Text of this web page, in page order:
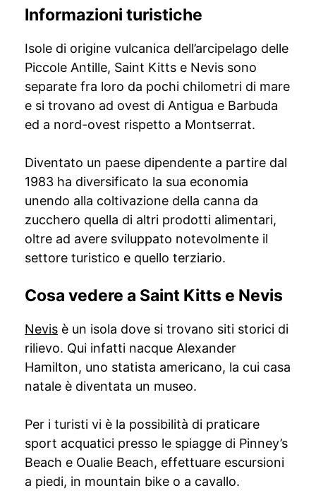
Informazioni turistiche
Isole di origine vulcanica dell’arcipelago delle
Piccole Antille, Saint Kitts e Nevis sono
separate fra loro da pochi chilometri di mare
e si trovano ad ovest di Antigua e Barbuda
ed a nord-ovest rispetto a Montserrat.
Diventato un paese dipendente a partire dal
1983 ha diversificato la sua economia
unendo alla coltivazione della canna da
zucchero quella di altri prodotti alimentari,
oltre ad avere sviluppato notevolmente il
settore turistico e quello terziario.
Cosa vedere a Saint Kitts e Nevis
Nevis è un isola dove si trovano siti storici di
rilievo. Qui infatti nacque Alexander
Hamilton, uno statista americano, la cui casa
natale è diventata un museo.
Per i turisti vi è la possibilità di praticare
sport acquatici presso le spiagge di Pinney’s
Beach e Oualie Beach, effettuare escursioni
a piedi, in mountain bike o a cavallo.